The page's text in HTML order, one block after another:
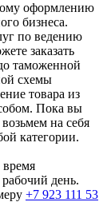
оформлению
бизнеса.
по ведению
заказать
таможенной
схемы
товара из
Пока вы
на себя
категории.
день.
+7 923 111 53